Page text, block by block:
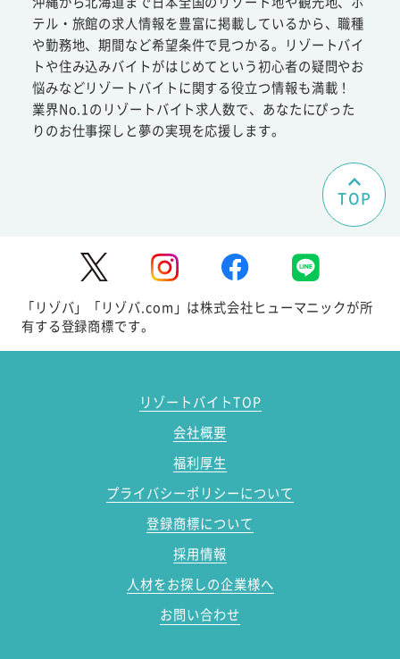
テル・旅館の求人情報を豊富に掲載しているから、職種
や勤務地、期間など希望条件で見つかる。リゾートバイ
トや住み込みバイトがはじめてという初心者の疑問やお
悩みなどリゾートバイトに関する役立つ情報も満載！
業界No.1のリゾートバイト求人数で、あなたにぴった
りのお仕事探しと夢の実現を応援します。
TOP
「リゾバ」「リゾバ.com」は株式会社ヒューマニックが所
有する登録商標です。
リゾートバイトTOP
会社概要
福利厚生
プライバシーポリシーについて
登録商標について
採用情報
人材をお探しの企業様へ
お問い合わせ